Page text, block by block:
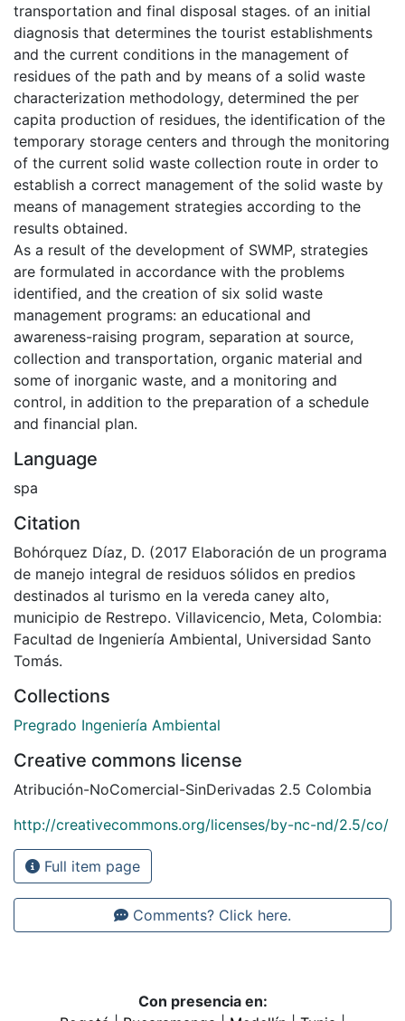
transportation and final disposal stages. of an initial
diagnosis that determines the tourist establishments
and the current conditions in the management of
residues of the path and by means of a solid waste
characterization methodology, determined the per
capita production of residues, the identification of the
temporary storage centers and through the monitoring
of the current solid waste collection route in order to
establish a correct management of the solid waste by
means of management strategies according to the
results obtained.
As a result of the development of SWMP, strategies
are formulated in accordance with the problems
identified, and the creation of six solid waste
management programs: an educational and
awareness-raising program, separation at source,
collection and transportation, organic material and
some of inorganic waste, and a monitoring and
control, in addition to the preparation of a schedule
and financial plan.
Language
spa
Citation
Bohórquez Díaz, D. (2017 Elaboración de un programa
de manejo integral de residuos sólidos en predios
destinados al turismo en la vereda caney alto,
municipio de Restrepo. Villavicencio, Meta, Colombia:
Facultad de Ingeniería Ambiental, Universidad Santo
Tomás.
Collections
Pregrado Ingeniería Ambiental
Creative commons license
Atribución-NoComercial-SinDerivadas 2.5 Colombia
http://creativecommons.org/licenses/by-nc-nd/2.5/co/
Full item page
Comments? Click here.
Con presencia en: